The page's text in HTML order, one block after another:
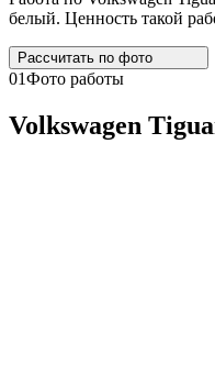
белый. Ценность такой
Рассчитать по фото
01Фото работы
Volkswagen